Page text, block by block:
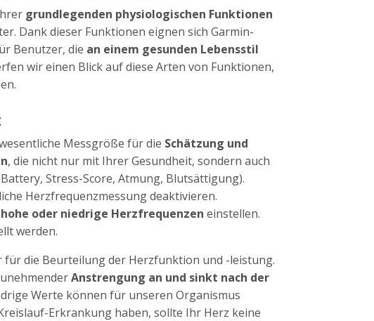
grundlegenden physiologischen Funktionen
Dank dieser Funktionen eignen sich Garmin-
Benutzer, die an einem gesunden Lebensstil
wir einen Blick auf diese Arten von Funktionen,
Messgröße für die Schätzung und
, die nicht nur mit Ihrer Gesundheit, sondern auch
Stress-Score, Atmung, Blutsättigung).
Herzfrequenzmessung deaktivieren.
oder niedrige Herzfrequenzen einstellen.
werden.
die Beurteilung der Herzfunktion und -leistung.
Anstrengung an und sinkt nach der
Werte können für unseren Organismus
Erkrankung haben, sollte Ihr Herz keine